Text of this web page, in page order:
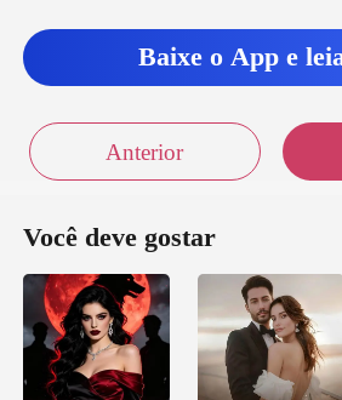
a é um
Baixe o App e
Anterior
Você deve gostar